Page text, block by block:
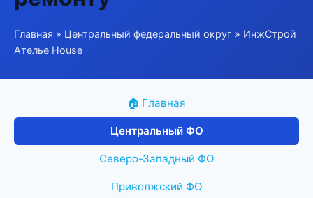
Главная » Центральный федеральный округ » ИнжСтрой
Ателье House
🏠 Главная
Центральный ФО
Северо-Западный ФО
Приволжский ФО